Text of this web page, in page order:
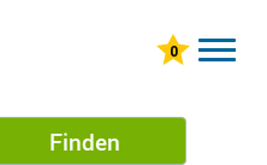
Finden